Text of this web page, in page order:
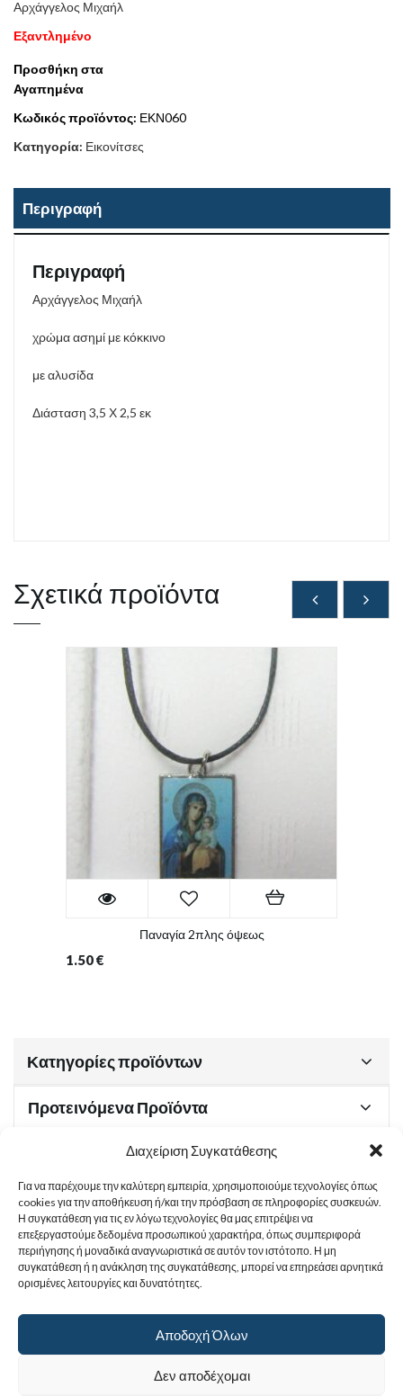
Διαχείριση Συγκατάθεσης
Για να παρέχουμε την καλύτερη εμπειρία, χρησιμοποιούμε τεχνολογίες όπως
cookies για την αποθήκευση ή/και την πρόσβαση σε πληροφορίες συσκευών.
Η συγκατάθεση για τις εν λόγω τεχνολογίες θα μας επιτρέψει να
επεξεργαστούμε δεδομένα προσωπικού χαρακτήρα, όπως συμπεριφορά
περιήγησης ή μοναδικά αναγνωριστικά σε αυτόν τον ιστότοπο. Η μη
συγκατάθεση ή η ανάκληση της συγκατάθεσης, μπορεί να επηρεάσει αρνητικά
ορισμένες λειτουργίες και δυνατότητες.
Αποδοχή Όλων
Δεν αποδέχομαι
Αρχάγγελος Μιχαήλ
Εξαντλημένο
Προσθήκη στα
Αγαπημένα
Κωδικός προϊόντος: ΕΚΝ060
Κατηγορία: Εικονίτσες
Περιγραφή
Περιγραφή
Αρχάγγελος Μιχαήλ
χρώμα ασημί με κόκκινο
με αλυσίδα
Διάσταση 3,5 Χ 2,5 εκ
Σχετικά προϊόντα
Παναγία 2πλης όψεως
1.50€
Κατηγορίες προϊόντων
Προτεινόμενα Προϊόντα
Χρήσιμα Έγγραφα
Sitemap
Στοιχεία Επικοινωνίας
Powered by |